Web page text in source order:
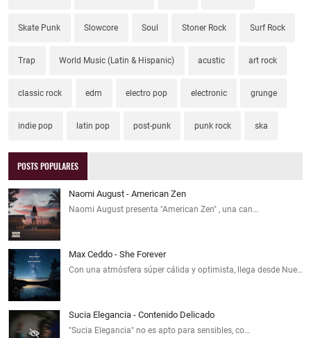
Skate Punk Slowcore Soul Stoner Rock Surf Rock
Trap World Music (Latin & Hispanic) acustic art rock
classic rock edm electro pop electronic grunge
indie pop latin pop post-punk punk rock ska
POSTS POPULARES
Naomi August - American Zen
Naomi August presenta "American Zen" , una can…
Max Ceddo - She Forever
Con una atmósfera súper cálida y optimista, llega desde Nue…
Sucia Elegancia - Contenido Delicado
"Sucia Elegancia" no es apto para sensibles, co…